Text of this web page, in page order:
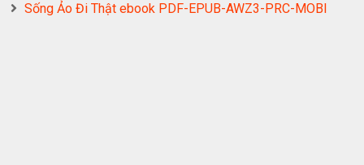
Sống Ảo Đi Thật ebook PDF-EPUB-AWZ3-PRC-MOBI